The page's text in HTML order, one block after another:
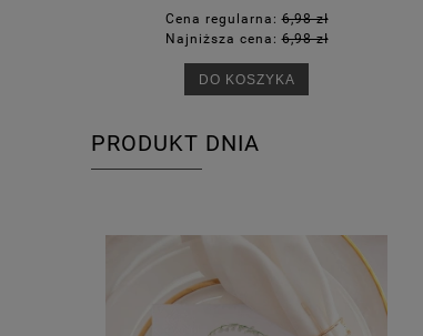
Cena regularna:6,98 zł
Najniższa cena:6,98 zł
DO KOSZYKA
PRODUKT DNIA